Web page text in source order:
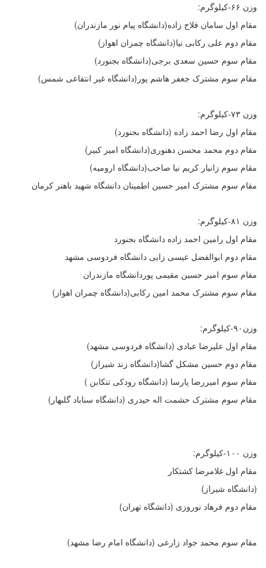
وزن ۶۶-کیلوگرم:
مقام اول سامان فلاح زاده(دانشگاه پیام نور مازندران)
مقام دوم علی رکابی نیا(دانشگاه چمران اهواز)
مقام سوم حسین سعدی برجی(دانشگاه بجنورد)
مقام سوم مشترک جعفر هاشم پور(دانشگاه غیر انتفاعی شمس)
وزن ۷۳-کیلوگرم:
مقام اول رضا احمد زاده (دانشگاه بجنورد)
مقام دوم محمد محسن دهنوری(دانشگاه امیر کبیر)
مقام سوم زانیار کریم نیا صاحب(دانشگاه ارومیه)
مقام سوم مشترک امیر حسین اطمینان دانشگاه شهید باهنر کرمان
وزن ۸۱-کیلوگرم:
مقام اول رامین احمد زاده دانشگاه بجنورد
مقام دوم ابوالفضل عیسی زایی دانشگاه فردوسی مشهد
مقام سوم امیر حسین مقیمی پوردانشگاه مازندران
مقام سوم مشترک محمد امین رکابی(دانشگاه چمران اهواز)
وزن۹۰-کیلوگرم:
مقام اول علیرضا عبادی (دانشگاه فردوسی مشهد)
مقام دوم حسین مشکل گشا(دانشگاه زند شیراز)
مقام سوم امیررضا پارسا (دانشگاه رودکی تنکابن )
مقام سوم مشترک حشمت اله حیدری (دانشگاه سناباد گلبهار)
وزن ۱۰۰-کیلوگرم:
مقام اول غلامرضا کشتکار
(دانشگاه شیراز)
مقام دوم فرهاد نوروزی (دانشگاه تهران)
مقام سوم محمد جواد زارعی (دانشگاه امام رضا مشهد)